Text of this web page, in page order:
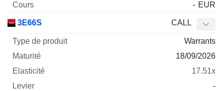
- EUR
3E66S CALL
Warrants
18/09/2026
17.51x
-